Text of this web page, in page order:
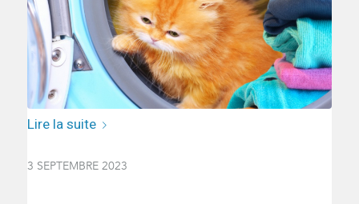
Lire la suite
3 SEPTEMBRE 2023